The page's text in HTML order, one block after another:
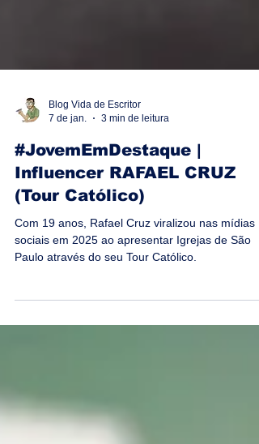
7 de jan.
3 min de leitura
#JovemEmDestaque |
Influencer RAFAEL CRUZ
(Tour Católico)
Com 19 anos, Rafael Cruz viralizou nas mídias